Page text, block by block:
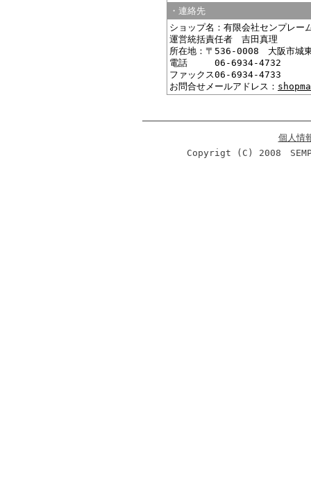
・連絡先
ショップ名：有限会社センプレー
運営統括責任者 吉田真理
所在地：〒536-0008 大阪市城
電話 06-6934-4732
ファックス06-6934-4733
お問合せメールアドレス：
個人情
Copyrigt (C) 2008